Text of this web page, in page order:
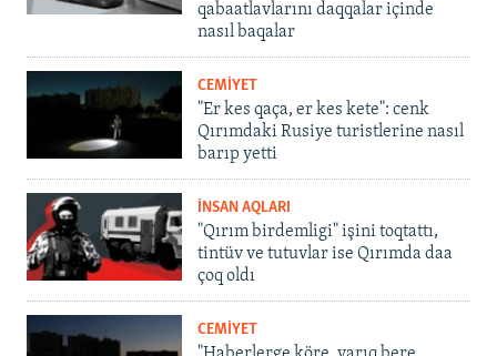
qabaatlavlarını daqqalar içinde
nasıl baqalar
CEMİYET
"Er kes qaça, er kes kete": cenk
Qırımdaki Rusiye turistlerine nasıl
barıp yetti
İNSAN AQLARI
"Qırım birdemligi" işini toqtattı,
tintüv ve tutuvlar ise Qırımda daa
çoq oldı
CEMİYET